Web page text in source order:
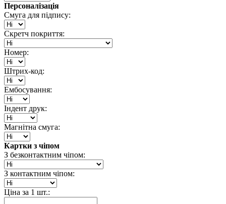
Персоналізація
Смуга для підпису:
Скретч покриття:
Номер:
Штрих-код:
Ембосування:
Індент друк:
Магнітна смуга:
Картки з чіпом
З безконтактним чіпом:
З контактним чіпом:
Ціна за 1 шт.: